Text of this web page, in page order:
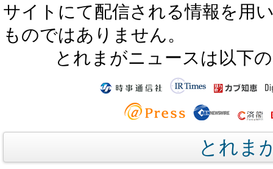
サイトにて配信される情報を用
ものではありません。
とれまがニュースは以下
とれま